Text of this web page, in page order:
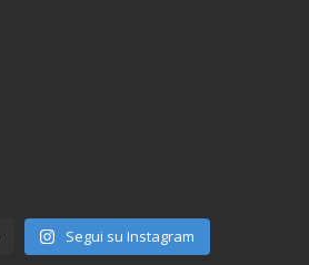
Segui su Instagram